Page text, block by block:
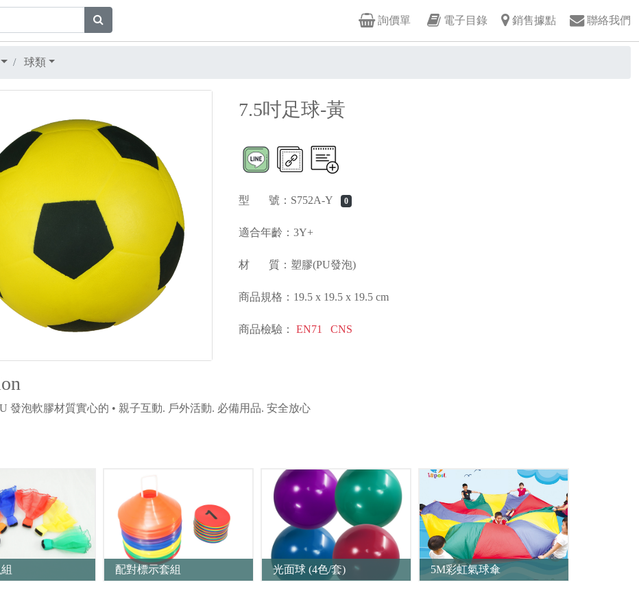
詢價單 電子目錄 銷售據點 聯絡我們
球類
7.5吋足球-黃
型 號：S752A-Y 0
適合年齡：3Y+
材 質：塑膠(PU發泡)
商品規格：19.5 x 19.5 x 19.5 cm
商品檢驗： EN71 CNS
發泡軟膠材質實心的 • 親子互動. 戶外活動. 必備用品. 安全放心
配對標示套組 光面球 (4色/套) 5M彩虹氣球傘